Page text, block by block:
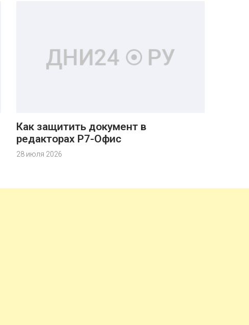
Как защитить документ в
редакторах Р7-Офис
28 июля 2026